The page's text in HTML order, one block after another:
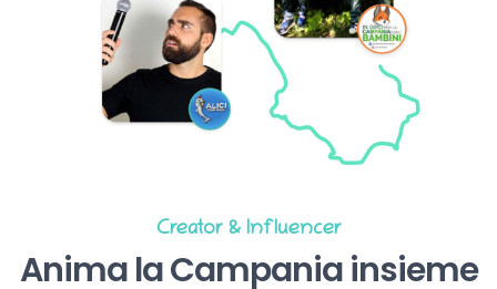
Creator & Influencer
Anima la Campania insieme